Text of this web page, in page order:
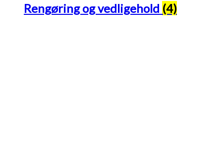
Rengøring og vedligehold (4)